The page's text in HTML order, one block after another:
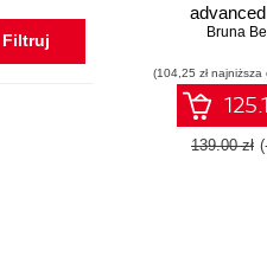
techniques
illustrations
easily
Bruna
(104,25 zł
139.00 zł